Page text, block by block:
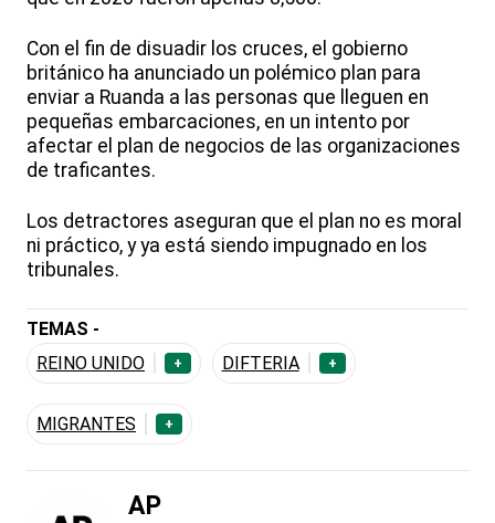
Con el fin de disuadir los cruces, el gobierno
británico ha anunciado un polémico plan para
enviar a Ruanda a las personas que lleguen en
pequeñas embarcaciones, en un intento por
afectar el plan de negocios de las organizaciones
de traficantes.
Los detractores aseguran que el plan no es moral
ni práctico, y ya está siendo impugnado en los
tribunales.
TEMAS -
REINO UNIDO
+ DIFTERIA +
MIGRANTES +
AP